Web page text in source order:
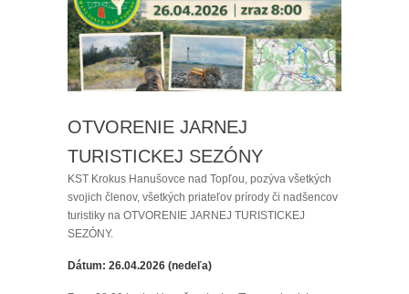
OTVORENIE JARNEJ
TURISTICKEJ SEZÓNY
KST Krokus Hanušovce nad Topľou, pozýva všetkých
svojich členov, všetkých priateľov prírody či nadšencov
turistiky na OTVORENIE JARNEJ TURISTICKEJ
SEZÓNY.
Dátum: 26.04.2026 (nedeľa)